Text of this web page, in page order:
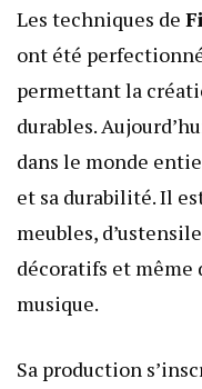
Les techniques de
ont été
permettant la
durables.
dans le monde
et sa durabilité. Il
meubles,
décoratifs et
musique.
Sa production